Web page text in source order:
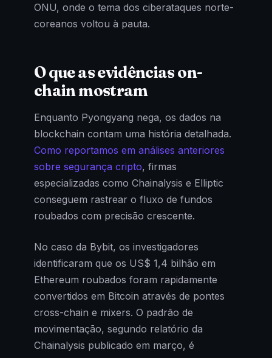
ONU, onde o tema dos ciberataques norte-
coreanos voltou à pauta.
O que as evidências on-
chain mostram
Enquanto Pyongyang nega, os dados na
blockchain contam uma história detalhada.
Como reportamos em análises anteriores
sobre segurança cripto, firmas
especializadas como Chainalysis e Elliptic
conseguem rastrear o fluxo de fundos
roubados com precisão crescente.
No caso da Bybit, os investigadores
identificaram que os US$ 1,4 bilhão em
Ethereum roubados foram rapidamente
convertidos em Bitcoin através de pontes
cross-chain e mixers. O padrão de
movimentação, segundo relatório da
Chainalysis publicado em março, é